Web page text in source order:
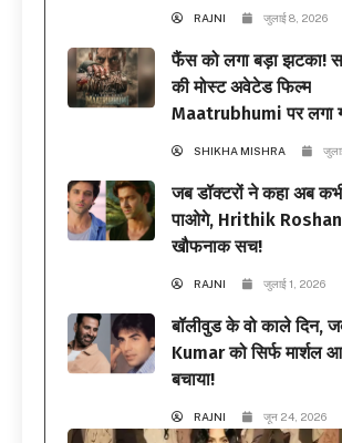
RAJNI जुलाई 8, 2026
फैंस को लगा बड़ा झटका!
की मोस्ट अवेटेड फिल्म
Maatrubhumi पर लगा
SHIKHA MISHRA
जब डॉक्टरों ने कहा अब
पाओगे, Hrithik Roshan
खौफनाक सच!
RAJNI जुलाई 1, 2026
बॉलीवुड के वो काले दिन,
Kumar को सिर्फ मार्शल
बचाया!
RAJNI जून 24, 2026